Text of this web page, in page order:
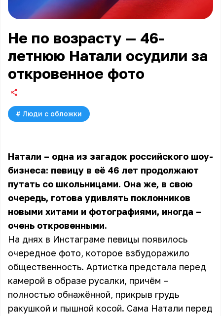
Не по возрасту — 46-
летнюю Натали осудили за
откровенное фото
# Люди с обложки
Натали – одна из загадок российского шоу-
бизнеса: певицу в её 46 лет продолжают
путать со школьницами. Она же, в свою
очередь, готова удивлять поклонников
новыми хитами и фотографиями, иногда –
очень откровенными.
На днях в Инстаграме певицы появилось
очередное фото, которое взбудоражило
общественность. Артистка предстала перед
камерой в образе русалки, причём –
полностью обнажённой, прикрыв грудь
ракушкой и пышной косой. Сама Натали перед